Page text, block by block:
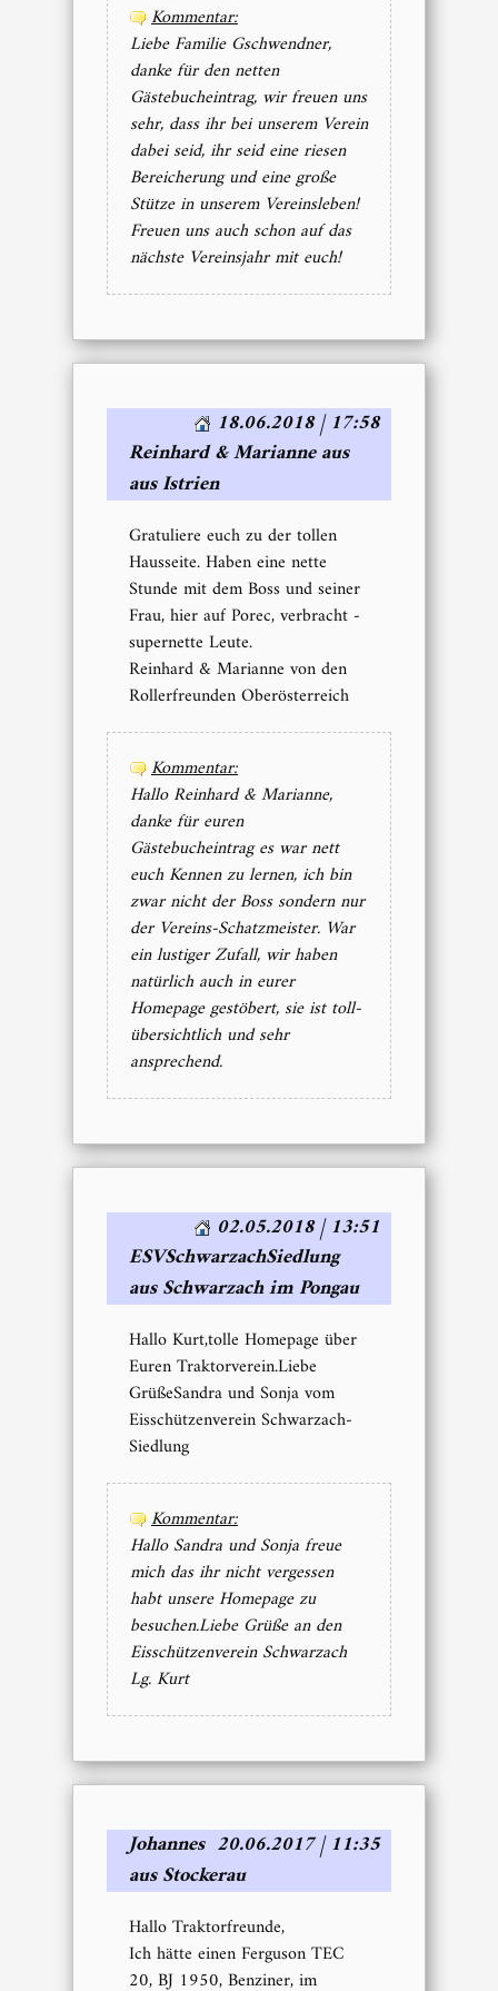
Kommentar:
Liebe Familie Gschwendner,
danke für den netten
Gästebucheintrag, wir freuen uns
sehr, dass ihr bei unserem Verein
dabei seid, ihr seid eine riesen
Bereicherung und eine große
Stütze in unserem Vereinsleben!
Freuen uns auch schon auf das
nächste Vereinsjahr mit euch!
18.06.2018 | 17:58
Reinhard & Marianne aus
aus Istrien
Gratuliere euch zu der tollen
Hausseite. Haben eine nette
Stunde mit dem Boss und seiner
Frau, hier auf Porec, verbracht -
supernette Leute.
Reinhard & Marianne von den
Rollerfreunden Oberösterreich
Kommentar:
Hallo Reinhard & Marianne,
danke für euren
Gästebucheintrag es war nett
euch Kennen zu lernen, ich bin
zwar nicht der Boss sondern nur
der Vereins-Schatzmeister. War
ein lustiger Zufall, wir haben
natürlich auch in eurer
Homepage gestöbert, sie ist toll-
übersichtlich und sehr
ansprechend.
02.05.2018 | 13:51
ESVSchwarzachSiedlung
aus Schwarzach im Pongau
Hallo Kurt,tolle Homepage über
Euren Traktorverein.Liebe
GrüßeSandra und Sonja vom
Eisschützenverein Schwarzach-
Siedlung
Kommentar:
Hallo Sandra und Sonja freue
mich das ihr nicht vergessen
habt unsere Homepage zu
besuchen.Liebe Grüße an den
Eisschützenverein Schwarzach
Lg. Kurt
20.06.2017 | 11:35
Johannes
aus Stockerau
Hallo Traktorfreunde,
Ich hätte einen Ferguson TEC
20, BJ 1950, Benziner, im